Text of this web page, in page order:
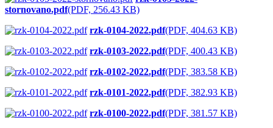
stornovano.pdf(PDF, 256.43 KB)
rzk-0104-2022.pdf(PDF, 404.63 KB)
rzk-0103-2022.pdf(PDF, 400.43 KB)
rzk-0102-2022.pdf(PDF, 383.58 KB)
rzk-0101-2022.pdf(PDF, 382.93 KB)
rzk-0100-2022.pdf(PDF, 381.57 KB)